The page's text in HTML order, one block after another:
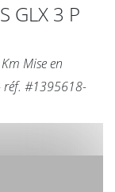
GLX 3 P
Mise en
réf. #1395618-